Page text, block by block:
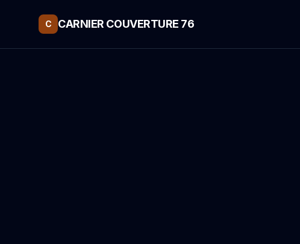
C CARNIER COUVERTURE 76